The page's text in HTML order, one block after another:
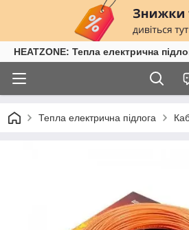
HEATZONE: Тепла електрична
Тепла електрична підлога